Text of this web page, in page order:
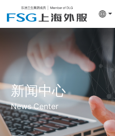
新闻中心
News Center